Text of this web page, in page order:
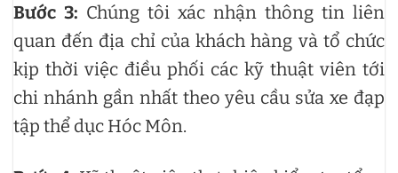
Bước 3: Chúng tôi xác nhận thông tin liên
quan đến địa chỉ của khách hàng và tổ chức
kịp thời việc điều phối các kỹ thuật viên tới
chi nhánh gần nhất theo yêu cầu sửa xe đạp
tập thể dục Hóc Môn.